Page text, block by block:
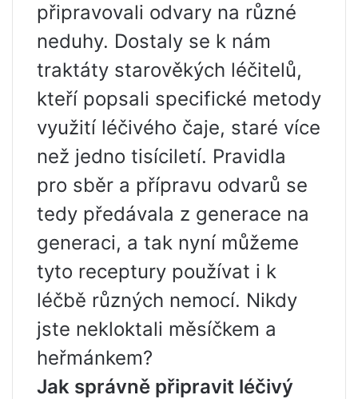
připravovali odvary na různé
neduhy. Dostaly se k nám
traktáty starověkých léčitelů,
kteří popsali specifické metody
využití léčivého čaje, staré více
než jedno tisíciletí. Pravidla
pro sběr a přípravu odvarů se
tedy předávala z generace na
generaci, a tak nyní můžeme
tyto receptury používat i k
léčbě různých nemocí. Nikdy
jste nekloktali měsíčkem a
heřmánkem?
Jak správně připravit léčivý